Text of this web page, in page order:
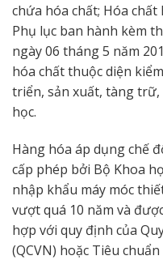
chứa hóa chất; Hóa
Phụ lục ban hành kèm
ngày 06 tháng 5 năm
hóa chất thuộc diện
triển, sản xuất, tàng
học.
Hàng hóa áp dụng chế
cấp phép bởi Bộ Khoa
nhập khẩu máy móc
vượt quá 10 năm và
hợp với quy định của
(QCVN) hoặc Tiêu